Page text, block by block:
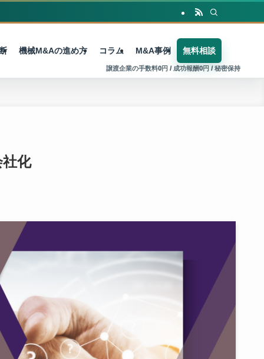
機械M&Aの進め方 コラム M&A事例 無料相談
化